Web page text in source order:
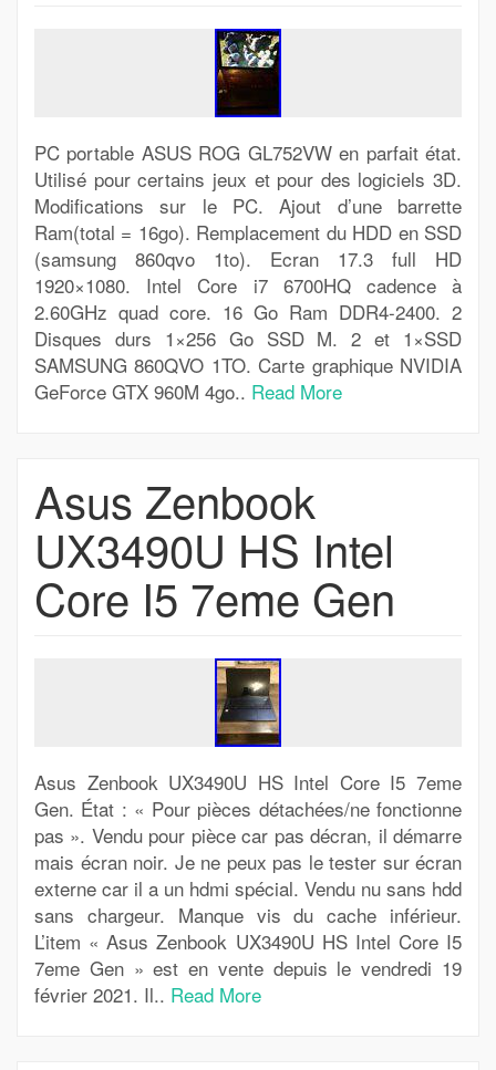
PC portable ASUS ROG GL752VW en parfait état.
Utilisé pour certains jeux et pour des logiciels 3D.
Modifications sur le PC. Ajout d’une barrette
Ram(total = 16go). Remplacement du HDD en SSD
(samsung 860qvo 1to). Ecran 17.3 full HD
1920×1080. Intel Core i7 6700HQ cadence à
2.60GHz quad core. 16 Go Ram DDR4-2400. 2
Disques durs 1×256 Go SSD M. 2 et 1×SSD
SAMSUNG 860QVO 1TO. Carte graphique NVIDIA
GeForce GTX 960M 4go.. Read More
Asus Zenbook
UX3490U HS Intel
Core I5 7eme Gen
Asus Zenbook UX3490U HS Intel Core I5 7eme
Gen. État : « Pour pièces détachées/ne fonctionne
pas ». Vendu pour pièce car pas décran, il démarre
mais écran noir. Je ne peux pas le tester sur écran
externe car il a un hdmi spécial. Vendu nu sans hdd
sans chargeur. Manque vis du cache inférieur.
L’item « Asus Zenbook UX3490U HS Intel Core I5
7eme Gen » est en vente depuis le vendredi 19
février 2021. Il.. Read More